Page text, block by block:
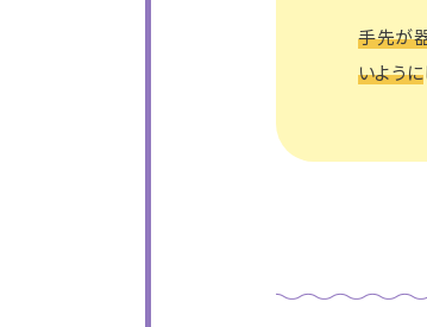
手先が
いように